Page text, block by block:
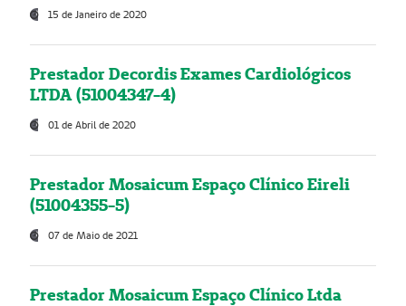
15 de Janeiro de 2020
Prestador Decordis Exames Cardiológicos
LTDA (51004347-4)
01 de Abril de 2020
Prestador Mosaicum Espaço Clínico Eireli
(51004355-5)
07 de Maio de 2021
Prestador Mosaicum Espaço Clínico Ltda